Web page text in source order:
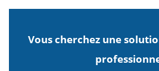
Vous cherchez une